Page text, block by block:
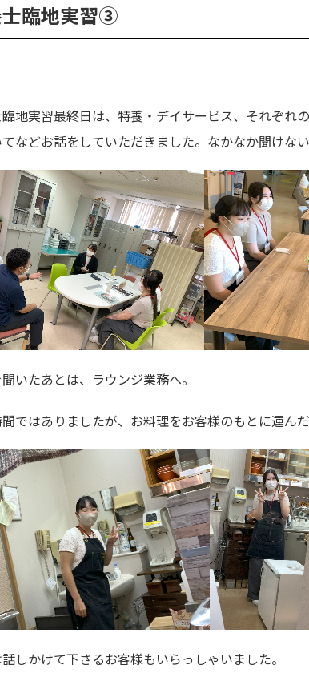
臨地実習③
地実習最終日は、特養・デイサービス、それぞれ
などお話をしていただきました。なかなか聞けな
いたあとは、ラウンジ業務へ。
ではありましたが、お料理をお客様のもとに運ん
しかけて下さるお客様もいらっしゃいました。